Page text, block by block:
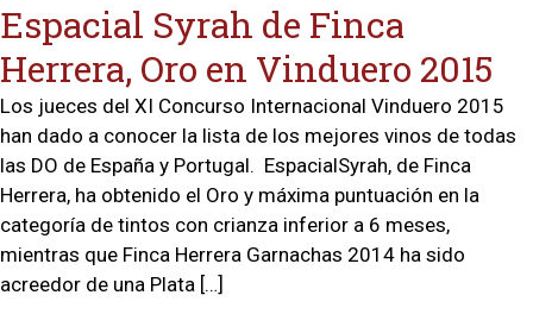
Espacial Syrah de Finca
Herrera, Oro en Vinduero 2015
Los jueces del XI Concurso Internacional Vinduero 2015
han dado a conocer la lista de los mejores vinos de todas
las DO de España y Portugal. EspacialSyrah, de Finca
Herrera, ha obtenido el Oro y máxima puntuación en la
categoría de tintos con crianza inferior a 6 meses,
mientras que Finca Herrera Garnachas 2014 ha sido
acreedor de una Plata […]